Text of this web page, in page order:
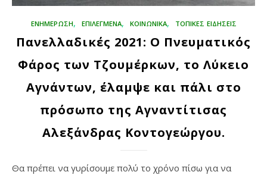
ΕΝΗΜΕΡΩΣΗ, ΕΠΙΛΕΓΜΈΝΑ, ΚΟΙΝΩΝΙΚΑ, ΤΟΠΙΚΕΣ ΕΙΔΗΣΕΙΣ
Πανελλαδικές 2021: Ο Πνευματικός
Φάρος των Τζουμέρκων, το Λύκειο
Αγνάντων, έλαμψε και πάλι στο
πρόσωπο της Αγναντίτισας
Αλεξάνδρας Κοντογεώργου.
Θα πρέπει να γυρίσουμε πολύ το χρόνο πίσω για να